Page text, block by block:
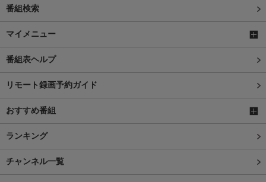
番組検索
マイメニュー
番組表ヘルプ
リモート録画予約ガイド
おすすめ番組
ランキング
チャンネル一覧